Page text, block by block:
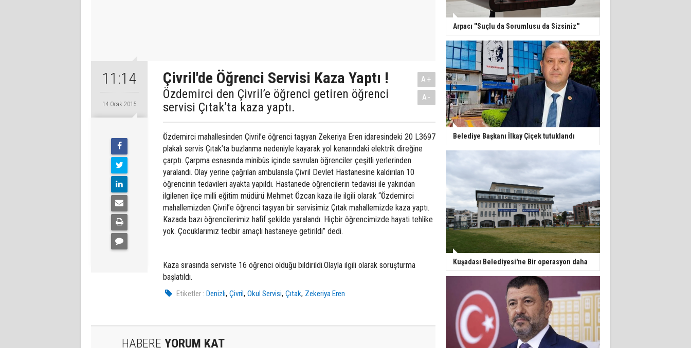
11:14
14 Ocak 2015
Çivril'de Öğrenci Servisi Kaza Yaptı !
Özdemirci den Çivril’e öğrenci getiren öğrenci
servisi Çıtak’ta kaza yaptı.
A+
A-
Özdemirci mahallesinden Çivril’e öğrenci taşıyan Zekeriya Eren idaresindeki 20 L3697
plakalı servis Çıtak’ta buzlanma nedeniyle kayarak yol kenarındaki elektrik direğine
çarptı. Çarpma esnasında minibüs içinde savrulan öğrenciler çeşitli yerlerinden
yaralandı. Olay yerine çağrılan ambulansla Çivril Devlet Hastanesine kaldırılan 10
öğrencinin tedavileri ayakta yapıldı. Hastanede öğrencilerin tedavisi ile yakından
ilgilenen ilçe milli eğitim müdürü Mehmet Özcan kaza ile ilgili olarak “Özdemirci
mahallemizden Çivril’e öğrenci taşıyan bir servisimiz Çıtak mahallemizde kaza yaptı.
Kazada bazı öğrencilerimiz hafif şekilde yaralandı. Hiçbir öğrencimizde hayati tehlike
yok. Çocuklarımız tedbir amaçlı hastaneye getirildi” dedi.
Kaza sırasında serviste 16 öğrenci olduğu bildirildi.Olayla ilgili olarak soruşturma
başlatıldı.
Etiketler : Denizli,Çivril,Okul Servisi,Çıtak, Zekeriya Eren
HABERE YORUM KAT
Arpacı ''Suçlu da Sorumlusu da Sizsiniz''
Belediye Başkanı İlkay Çiçek tutuklandı
Kuşadası Belediyesi'ne Bir operasyon daha